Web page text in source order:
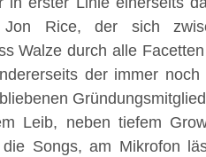
Jon Rice, der sich
Walze durch alle
der immer
Leib, neben tiefem
die Songs, am Mikrofon